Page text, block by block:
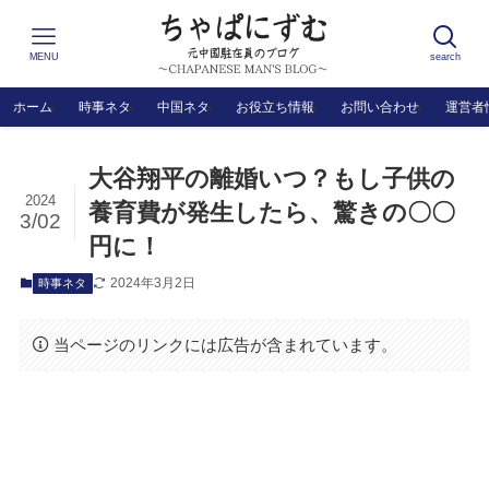
search
MENU
ホーム 時事ネタ 中国ネタ お役立ち情報 お問い合わせ 運営者
大谷翔平の離婚いつ？もし子供の
養育費が発生したら、驚きの〇〇
円に！
2024
3/02
時事ネタ 2024年3月2日
当ページのリンクには広告が含まれています。